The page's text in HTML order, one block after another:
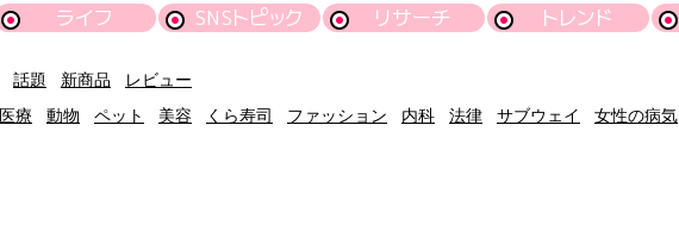
ライフ SNSトピック リサーチ トレンド
話題 新商品
レビュー
医療 動物 ペット 美容 くら寿司 ファッション 内科 法律 サブウェイ 女性の病気